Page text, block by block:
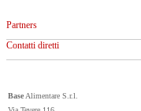
Partners
Contatti diretti
Base Alimentare S.r.l.